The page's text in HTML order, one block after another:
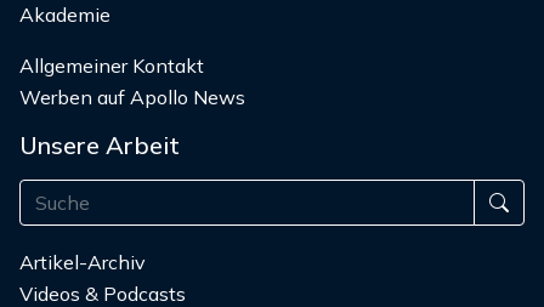
Akademie
Allgemeiner Kontakt
Werben auf Apollo News
Unsere Arbeit
Artikel-Archiv
Videos & Podcasts